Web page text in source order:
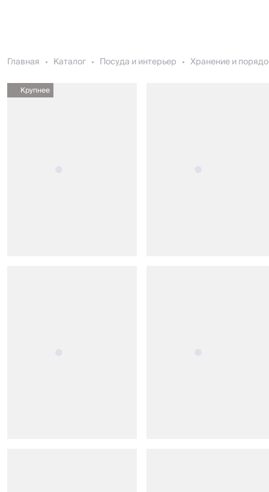
Главная Каталог Посуда и интерьер Хранение и
Крупнее